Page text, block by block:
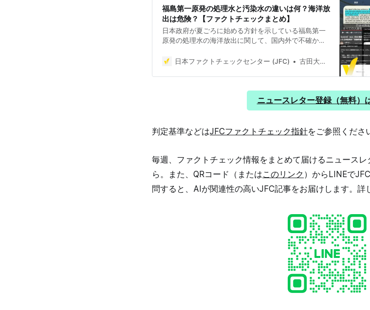
福島第一原発の処理水と汚染水の違いは何？海洋放
出は危険？【ファクトチェックまとめ】
日本政府が夏ごろに始める方針を示している福島第一
原発の処理水の海洋放出に関して、国内外で不確かな
響は。ファクトチェックのポイントをまとめました。
2023年12月13日）。 参照資料は、各省庁や東京電力
から、また、2023年7月4日に公開された国際原子力機
関（IAEA）の「福島第一原子力発電所ALPS処理水の安
全審査に関する包括的報告書（以下、IAEA報告書）」
大震災による津波で、福島第一原発ではウラン燃料を
冷やすことができなくなる事故が起きました。燃料は
かけ続けています。使用された水は放射性物質で汚染
ます。これを「汚染水」と呼びます。 汚染水は原発の
施設内に並ぶ1000基を超える巨大タンクに貯められま
日本ファクトチェックセンター (JFC) 古田大輔(Daisuke Furuta)
ニュースレター登録（無料）
判定基準などはJFCファクトチェック指針をご参照くださ
毎週、ファクトチェック情報をまとめて届けるニュース
ら。また、QRコード（またはこのリンク ）からLINEで
問すると、AIが関連性の高いJFC記事をお届けします。詳